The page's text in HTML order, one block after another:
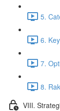
5.
6.
7.
8.
VIII.